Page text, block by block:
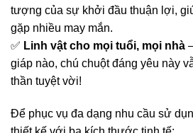
tượng của sự khởi đầu thuận lợi,
gặp nhiều may mắn.
✅ Linh vật cho mọi tuổi, mọi nhà
giáp nào, chú chuột đáng yêu này
thần tuyệt vời!
Để phục vụ đa dạng nhu cầu sử